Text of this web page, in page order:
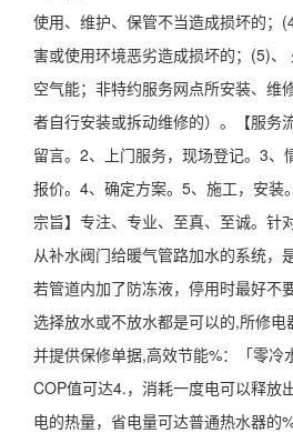
使用、维护、保管不当造成损坏的；
害或使用环境恶劣造成损坏的；(5)
空气能；非特约服务网点所安装、维
者自行安装或拆动维修的）。【服务
留言。2、上门服务，现场登记。3、
报价。4、确定方案。5、施工，安装
宗旨】专注、专业、至真、至诚。针
从补水阀门给暖气管路加水的系统，
若管道内加了防冻液，停用时最好不
选择放水或不放水都是可以的,所修电
并提供保修单据,高效节能%：「零冷
COP值可达4.，消耗一度电可以释放
电的热量，省电量可达普通热水器的